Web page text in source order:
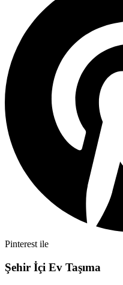
Pinterest ile
Şehir İçi Ev Taşıma